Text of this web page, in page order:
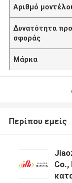
Αριθμό
Δυνατότητα προ
σφοράς
Μάρκα
Περίπου εμείς